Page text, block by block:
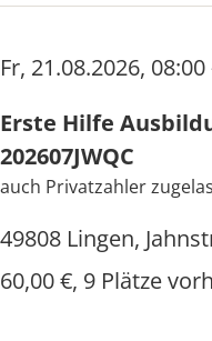
Fr, 21.08.2026,
Erste Hilfe
202607JWQC
auch Privatzahler
49808 Lingen,
60,00 €, 9 Plätze